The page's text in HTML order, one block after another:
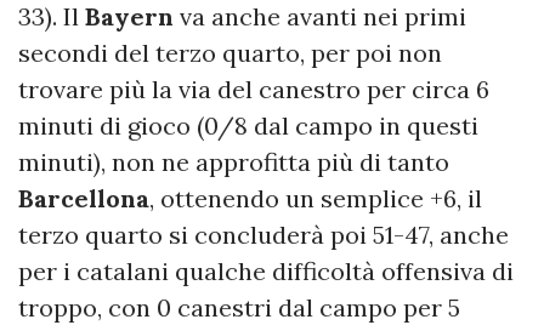
33). Il Bayern va anche avanti nei primi
secondi del terzo quarto, per poi non
trovare più la via del canestro per circa 6
minuti di gioco (0/8 dal campo in questi
minuti), non ne approfitta più di tanto
Barcellona, ottenendo un semplice +6, il
terzo quarto si concluderà poi 51-47, anche
per i catalani qualche difficoltà offensiva di
troppo, con 0 canestri dal campo per 5